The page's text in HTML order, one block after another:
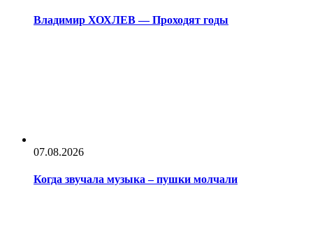
Владимир ХОХЛЕВ — Проходят годы
07.08.2026
Когда звучала музыка – пушки молчали